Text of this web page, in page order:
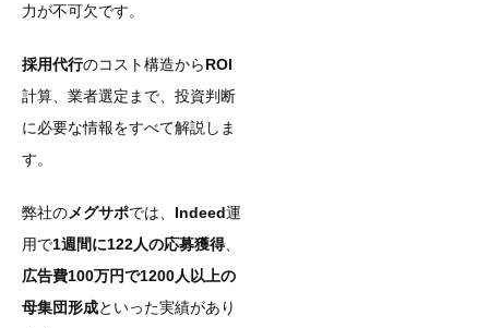
力が不可欠です。
採用代行のコスト構造からROI
計算、業者選定まで、投資判断
に必要な情報をすべて解説しま
す。
弊社のメグサポでは、 Indeed運
用で1週間に122人の応募獲得
広告費100万円で1200人以上の
母集団形成といった実績があり